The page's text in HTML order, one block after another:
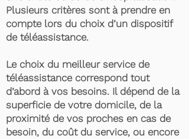
Plusieurs critères sont à prendre en
compte lors du choix d’un dispositif
de téléassistance.
Le choix du meilleur service de
téléassistance correspond tout
d’abord à vos besoins. Il dépend de la
superficie de votre domicile, de la
proximité de vos proches en cas de
besoin, du coût du service, ou encore